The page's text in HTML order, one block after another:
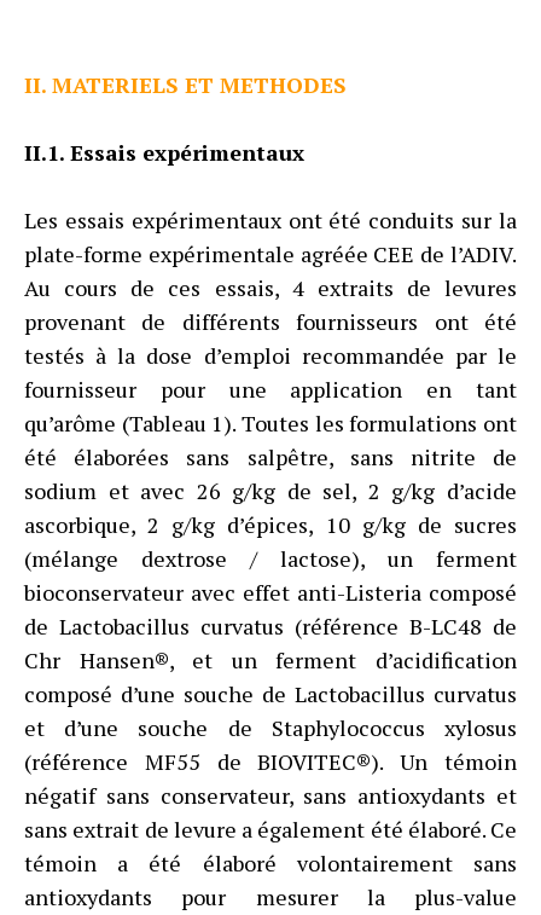
II. MATERIELS ET METHODES
II.1. Essais expérimentaux
Les essais expérimentaux ont été conduits sur la
plate-forme expérimentale agréée CEE de l’ADIV.
Au cours de ces essais, 4 extraits de levures
provenant de différents fournisseurs ont été
testés à la dose d’emploi recommandée par le
fournisseur pour une application en tant
qu’arôme (Tableau 1). Toutes les formulations ont
été élaborées sans salpêtre, sans nitrite de
sodium et avec 26 g/kg de sel, 2 g/kg d’acide
ascorbique, 2 g/kg d’épices, 10 g/kg de sucres
(mélange dextrose / lactose), un ferment
bioconservateur avec effet anti-Listeria composé
de Lactobacillus curvatus (référence B-LC48 de
Chr Hansen®, et un ferment d’acidification
composé d’une souche de Lactobacillus curvatus
et d’une souche de Staphylococcus xylosus
(référence MF55 de BIOVITEC®). Un témoin
négatif sans conservateur, sans antioxydants et
sans extrait de levure a également été élaboré. Ce
témoin a été élaboré volontairement sans
antioxydants pour mesurer la plus-value